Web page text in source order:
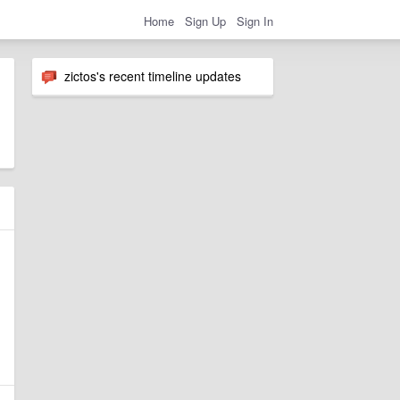
Home Sign Up Sign In
zictos's recent timeline updates